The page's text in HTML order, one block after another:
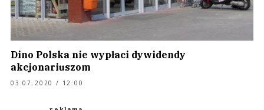
Dino Polska nie wypłaci dywidendy
akcjonariuszom
03.07.2020 / 12:00